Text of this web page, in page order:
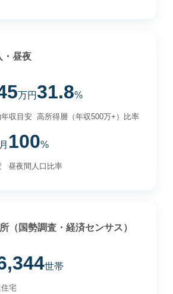
・昼夜
万円
収目安
31.8%
高所得層（年収500万+）比率
100%
昼夜間人口比率
（国勢調査・経済センサス）
世帯
住宅